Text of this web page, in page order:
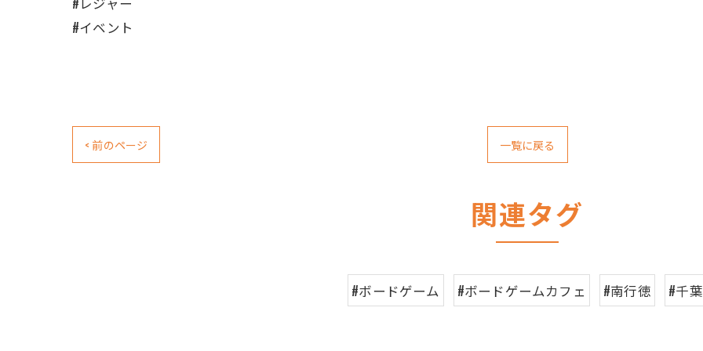
#イベント
< 前のページ 一覧に戻る
関連タグ
#ボードゲーム #ボードゲームカフェ #南行徳 #千葉